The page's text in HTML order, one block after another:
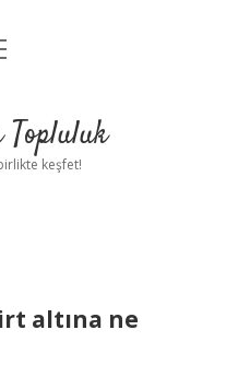
keşfet!
altına ne